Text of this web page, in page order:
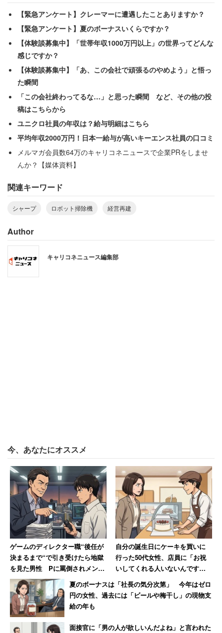
【緊急アンケート】クレーマーに遭遇したことありますか？
【緊急アンケート】夏のボーナスいくらですか？
【体験談募集中】「世帯年収1000万円以上」の世界ってどんな
感じですか？
【体験談募集中】「あ、この会社で頑張るのやめよう」と悟っ
た瞬間
「この会社終わってるな…」と思った瞬間 など、その他の投
稿はこちらから
ユニクロ社員の年収は？給与明細はこちら
平均年収2000万円！日本一給与が高いキーエンス社員の口コミ
メルマガ会員数64万のキャリコネニュースで企業PRをしませ
んか？【媒体資料】
関連キーワード
シャープ ロボット掃除機 経営再建
Author
キャリコネニュース編集部
今、あなたにオススメ
ゲームのディレクター職“後任が
決まるまで“で引き受けたら地獄
を見た男性 Pに罵倒されメンタ
ル崩壊、自宅にも押しかけられ
「恐ろしい経験でした」
自分の誕生日にケーキを買いに
行った50代女性、店員に「お祝
いしてくれる人いないんです
か？」と言われて絶句
夏のボーナスは「社長の気分次第」 今年はゼロ
円の女性、過去には「ビールや梅干し」の現物支
給の年も
面接官に「男の人が欲しいんだよね」と言われた